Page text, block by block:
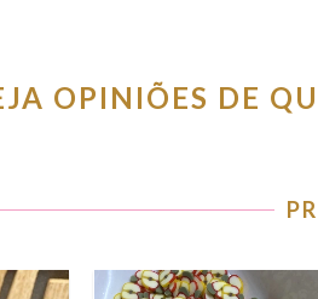
OPINIÕES DE